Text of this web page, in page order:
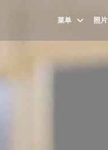
菜单 照片